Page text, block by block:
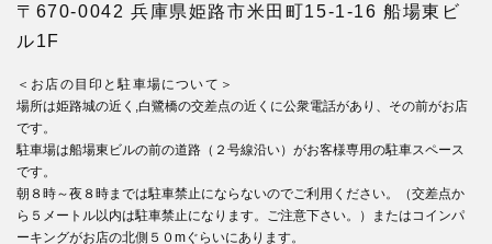
〒670-0042 兵庫県姫路市米田町15-1-16 船場東ビ
ル1F
＜お店の目印と駐車場について＞
場所は姫路城の近く,白鷺橋の交差点の近くに公衆電話があり、その前がお店
です。
駐車場は船場東ビルの前の道路（２号線沿い）がお客様専用の駐車スペース
です。
朝８時～夜８時までは駐車禁止にならないのでご利用ください。（交差点か
ら５メートル以内は駐車禁止になります。ご注意下さい。）またはコインパ
ーキングがお店の北側５０mぐらいにあります。